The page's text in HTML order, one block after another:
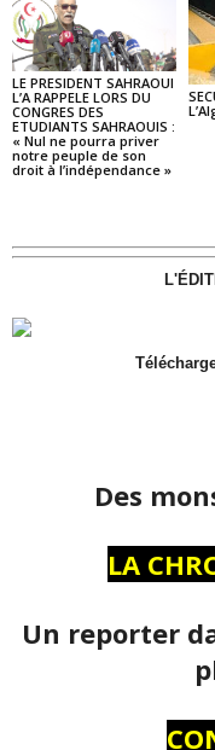
LE PRESIDENT SAHRAOUI
L’A RAPPELE LORS DU
CONGRES DES
ETUDIANTS SAHRAOUIS :
« Nul ne pourra priver
notre peuple de son
droit à l’indépendance »
Des
LA
Un reporter